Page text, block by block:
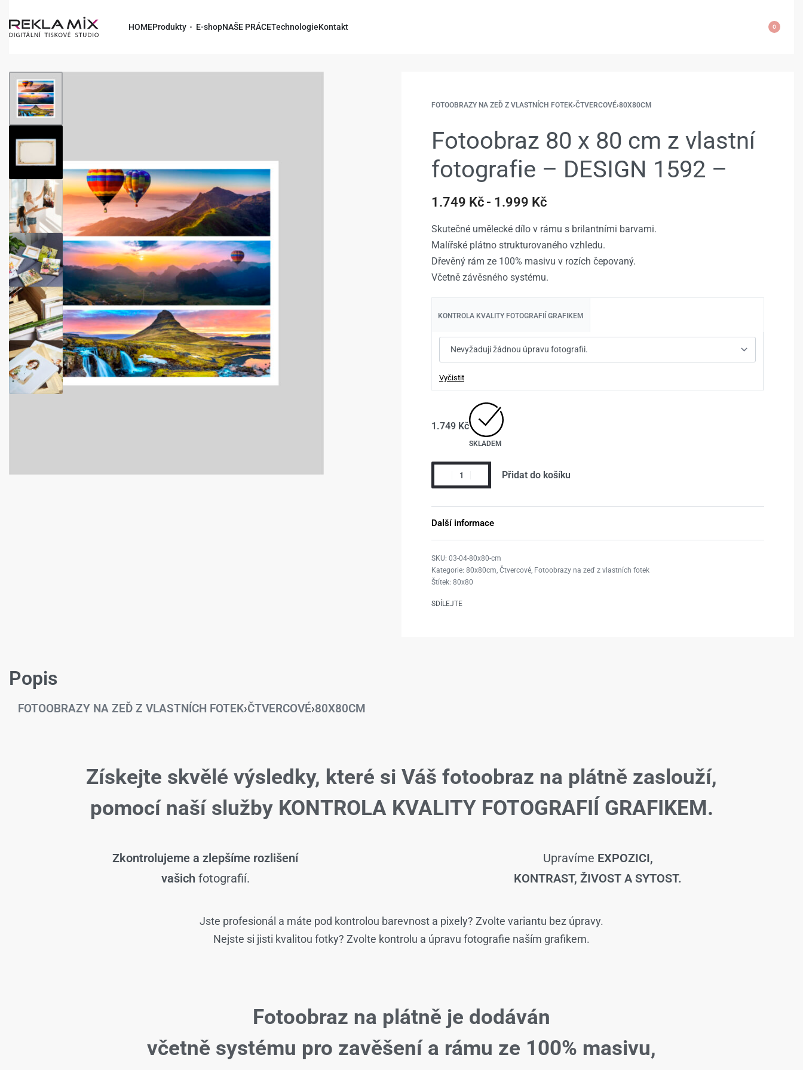
HOMEProdukty E-shopNAŠE PRÁCETechnologieKontakt 0
FOTOOBRAZY NA ZEĎ Z VLASTNÍCH FOTEK›ČTVERCOVÉ›80X80CM
1.999 Kč
1.999 Kč
Fotoobraz 80 x 80 cm z vlastní
fotografie – DESIGN 1592 –
1.749 Kč 1.999 Kč
Skutečné umělecké dílo v rámu s brilantními barvami.
Malířské plátno strukturovaného vzhledu.
Dřevěný rám ze 100% masivu v rozích čepovaný.
Včetně závěsného systému.
KONTROLA KVALITY FOTOGRAFIÍ GRAFIKEM
Vyčistit
1.749 Kč
SKLADEM
Přidat do košíku
Další informace
03-04-80x80-cm
Kategorie: 80x80cm, Čtvercové, Fotoobrazy na zeď z vlastních fotek
Štítek: 80x80
SDÍLEJTE
Popis
FOTOOBRAZY NA ZEĎ Z VLASTNÍCH FOTEK›ČTVERCOVÉ›80X80CM
Získejte skvělé výsledky, které si Váš fotoobraz na plátně zaslouží,
pomocí naší služby KONTROLA KVALITY FOTOGRAFIÍ GRAFIKEM.
Zkontrolujeme a zlepšíme rozlišení
vašich fotografií.
Upravíme EXPOZICI,
KONTRAST, ŽIVOST A SYTOST.
Jste profesionál a máte pod kontrolou barevnost a pixely? Zvolte variantu bez úpravy.
Nejste si jisti kvalitou fotky? Zvolte kontrolu a úpravu fotografie naším grafikem.
Fotoobraz na plátně je dodáván
včetně systému pro zavěšení a rámu ze 100% masivu,